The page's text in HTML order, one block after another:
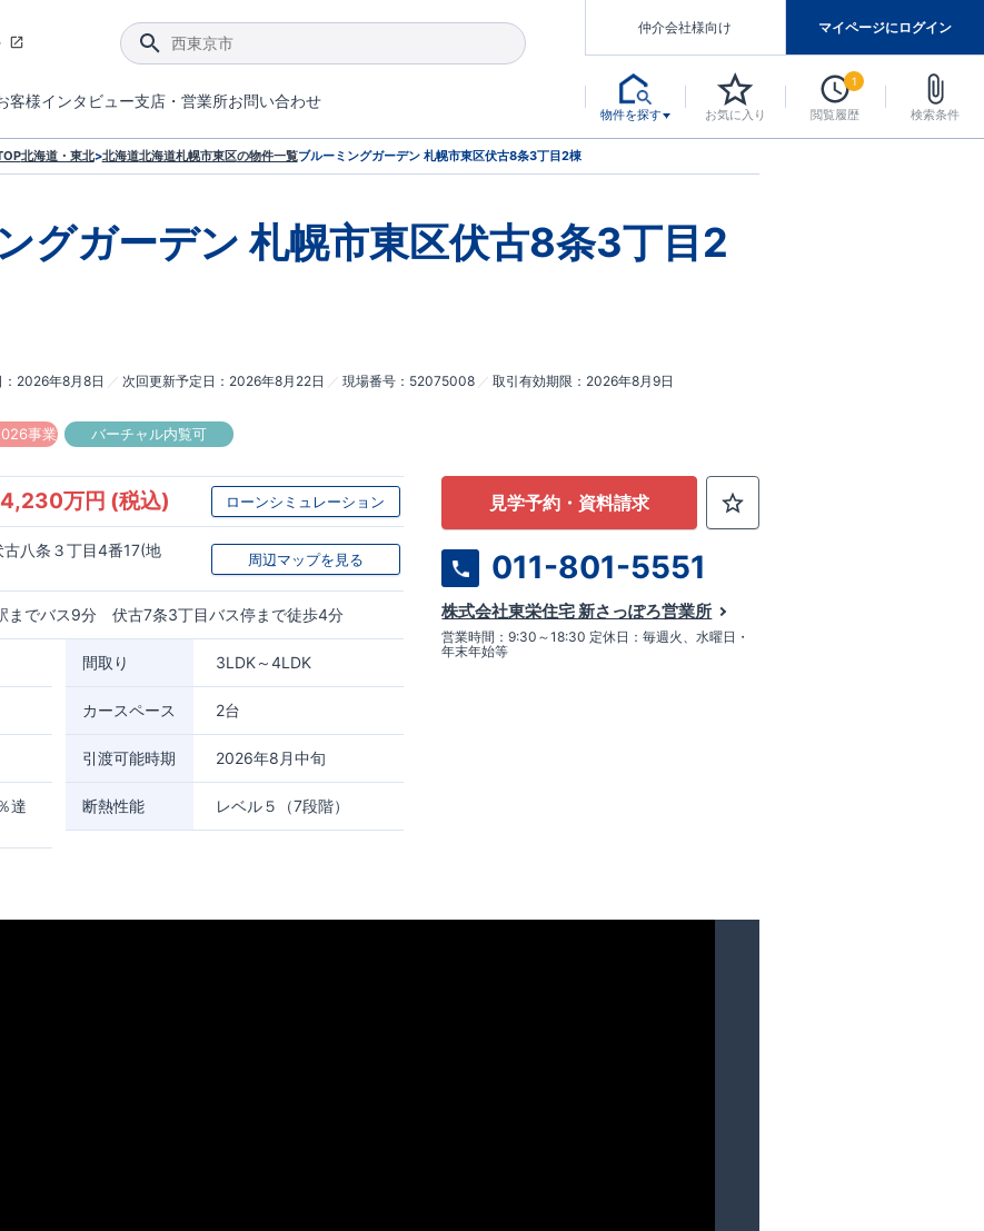
客様インタビュー支店・営業所お問い合わせ
仲介会社様向け マイページにログイン
物件を探す お気に入り 閲覧履歴
1
検索条件
北海道・東北>北海道北海道札幌市東区の物件一覧ブルーミングガーデン 札幌市東区伏古8条3丁目2棟
グガーデン 札幌市東区伏古8条3丁目2
2026年8月8日 次回更新予定日 2026年8月22日 現場番号 52075008 取引有効期限 2026年8月9日
事業 バーチャル内覧可
万円 (税込) ローンシミュレーション
八条３丁目4番17(地
周辺マップを見る
までバス9分 伏古7条3丁目バス停まで徒歩4分
間取り 3LDK～4LDK
カースペース 2台
引渡可能時期 2026年8月中旬
達
断熱性能 レベル５（7段階）
見学予約・資料請求
011-801-5551
株式会社東栄住宅 新さっぽろ営業所
営業時間：9:30～18:30 定休日：毎週火、水曜日・
年末年始等